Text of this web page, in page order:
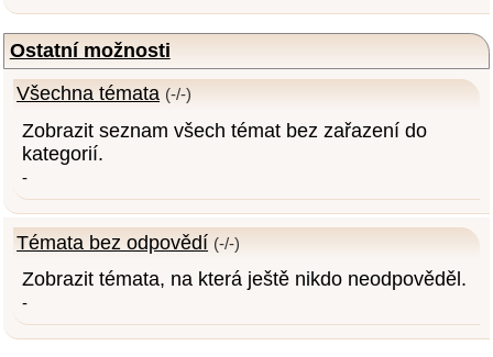
Ostatní možnosti
Všechna témata (-/-)
Zobrazit seznam všech témat bez zařazení do
kategorií.
-
Témata bez odpovědí (-/-)
Zobrazit témata, na která ještě nikdo neodpověděl.
-